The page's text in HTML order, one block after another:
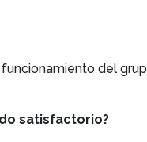
del
satisfactorio?